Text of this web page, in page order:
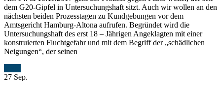
dem G20-Gipfel in Untersuchungshaft sitzt. Auch wir wollen an den
nächsten beiden Prozesstagen zu Kundgebungen vor dem
Amtsgericht Hamburg-Altona aufrufen. Begründet wird die
Untersuchungshaft des erst 18 – Jährigen Angeklagten mit einer
konstruierten Fluchtgefahr und mit dem Begriff der „schädlichen
Neigungen“, der seinen
27 Sep.